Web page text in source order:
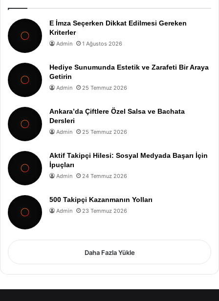
E İmza Seçerken Dikkat Edilmesi Gereken
Kriterler
Admin 1 Ağustos 2026
Hediye Sunumunda Estetik ve Zarafeti Bir Araya
Getirin
Admin 25 Temmuz 2026
Ankara’da Çiftlere Özel Salsa ve Bachata
Dersleri
Admin 25 Temmuz 2026
Aktif Takipçi Hilesi: Sosyal Medyada Başarı İçin
İpuçları
Admin 24 Temmuz 2026
500 Takipçi Kazanmanın Yolları
Admin 23 Temmuz 2026
Daha Fazla Yükle